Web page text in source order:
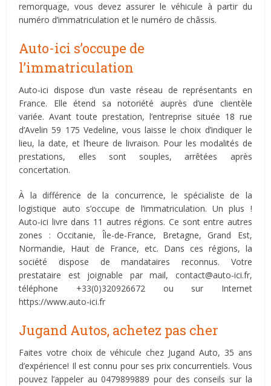
remorquage, vous devez assurer le véhicule à partir du
numéro d’immatriculation et le numéro de châssis.
Auto-ici s’occupe de
l’immatriculation
Auto-ici dispose d’un vaste réseau de représentants en
France. Elle étend sa notoriété auprès d’une clientèle
variée. Avant toute prestation, l’entreprise située 18 rue
d’Avelin 59 175 Vedeline, vous laisse le choix d’indiquer le
lieu, la date, et l’heure de livraison. Pour les modalités de
prestations, elles sont souples, arrêtées après
concertation.
À la différence de la concurrence, le spécialiste de la
logistique auto s’occupe de l’immatriculation. Un plus !
Auto-ici livre dans 11 autres régions. Ce sont entre autres
zones : Occitanie, Île-de-France, Bretagne, Grand Est,
Normandie, Haut de France, etc. Dans ces régions, la
société dispose de mandataires reconnus. Votre
prestataire est joignable par mail, contact@auto-ici.fr,
téléphone +33(0)320926672 ou sur Internet
https://www.auto-ici.fr
Jugand Autos, achetez pas cher
Faites votre choix de véhicule chez Jugand Auto, 35 ans
d’expérience! Il est connu pour ses prix concurrentiels. Vous
pouvez l’appeler au 0479899889 pour des conseils sur la